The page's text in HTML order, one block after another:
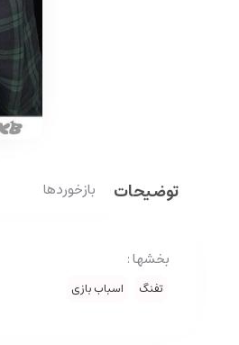
توضیحات بازخوردها
بخشها :
تفنگ اسباب بازی